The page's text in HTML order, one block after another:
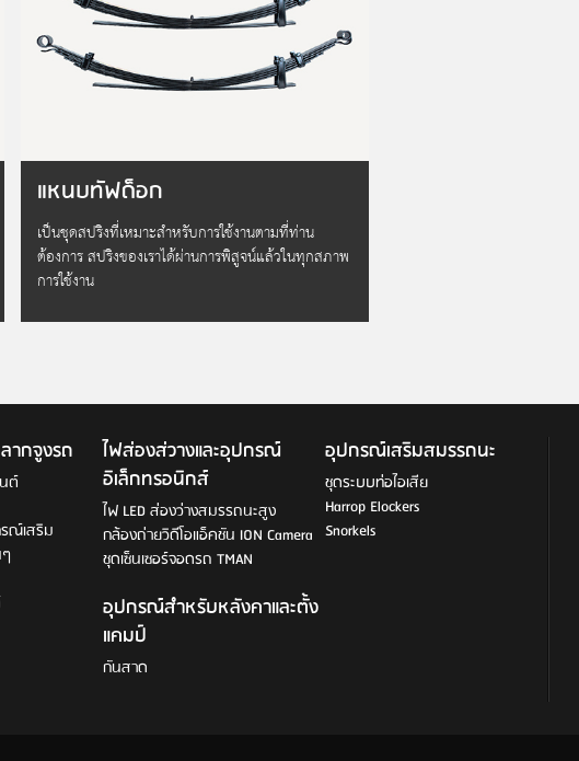
แหนบทัฟด็อก
เป็นชุดสปริงที่เหมาะสำหรับการใช้งานตามที่ท่าน
ต้องการ สปริงของเราได้ผ่านการพิสูจน์แล้วในทุกสภาพ
การใช้งาน
ากจูงรถ
ต์
ณ์เสริม
ไฟส่องส่วางและอุปกรณ์
อิเล็กทรอนิกส์
ไฟ LED ส่องว่างสมรรถนะสูง
กล้องถ่ายวิดีโอแอ็คชัน ION Camera
ชุดเซ็นเซอร์จอดรถ TMAN
อุปกรณ์สำหรับหลังคาและตั้ง
แคมป์
กันสาด
อุปกรณ์เสริมสมรรถนะ
ชุดระบบท่อไอเสีย
Harrop Elockers
Snorkels